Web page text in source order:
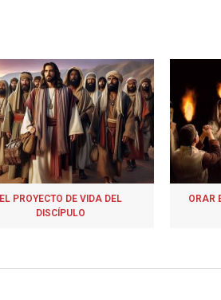
EL PROYECTO DE VIDA DEL
DISCÍPULO
ORAR